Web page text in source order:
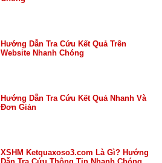
Hướng Dẫn Tra Cứu Kết Quả Trên
Website Nhanh Chóng
Hướng Dẫn Tra Cứu Kết Quả Nhanh Và
Đơn Giản
XSHM Ketquaxoso3.com Là Gì? Hướng